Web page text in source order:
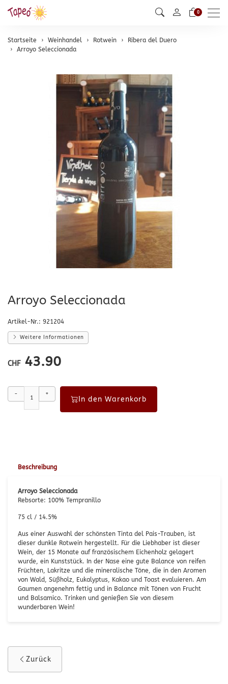
0
Startseite Weinhandel Rotwein
Ribera del Duero
Arroyo Seleccionada
Arroyo Seleccionada
Artikel-Nr.: 921204
Weitere Informationen
CHF 43.90
- +
In den Warenkorb
Beschreibung
Arroyo Seleccionada
Rebsorte: 100% Tempranillo
75 cl / 14.5%
Aus einer Auswahl der schönsten Tinta del Pais-Trauben, ist
dieser dunkle Rotwein hergestellt. Für die Liebhaber ist dieser
Wein, der 15 Monate auf französischem Eichenholz gelagert
wurde, ein Kunststück. In der Nase eine gute Balance von reifen
Früchten, Lakritze und die mineralische Töne, die in den Aromen
von Wald, Süßholz, Eukalyptus, Kakao und Toast evaluieren. Am
Gaumen angenehm fettig und in Balance mit Tönen von Frucht
und Balsamico. Trinken und genießen Sie von diesem
wunderbaren Wein!
Zurück